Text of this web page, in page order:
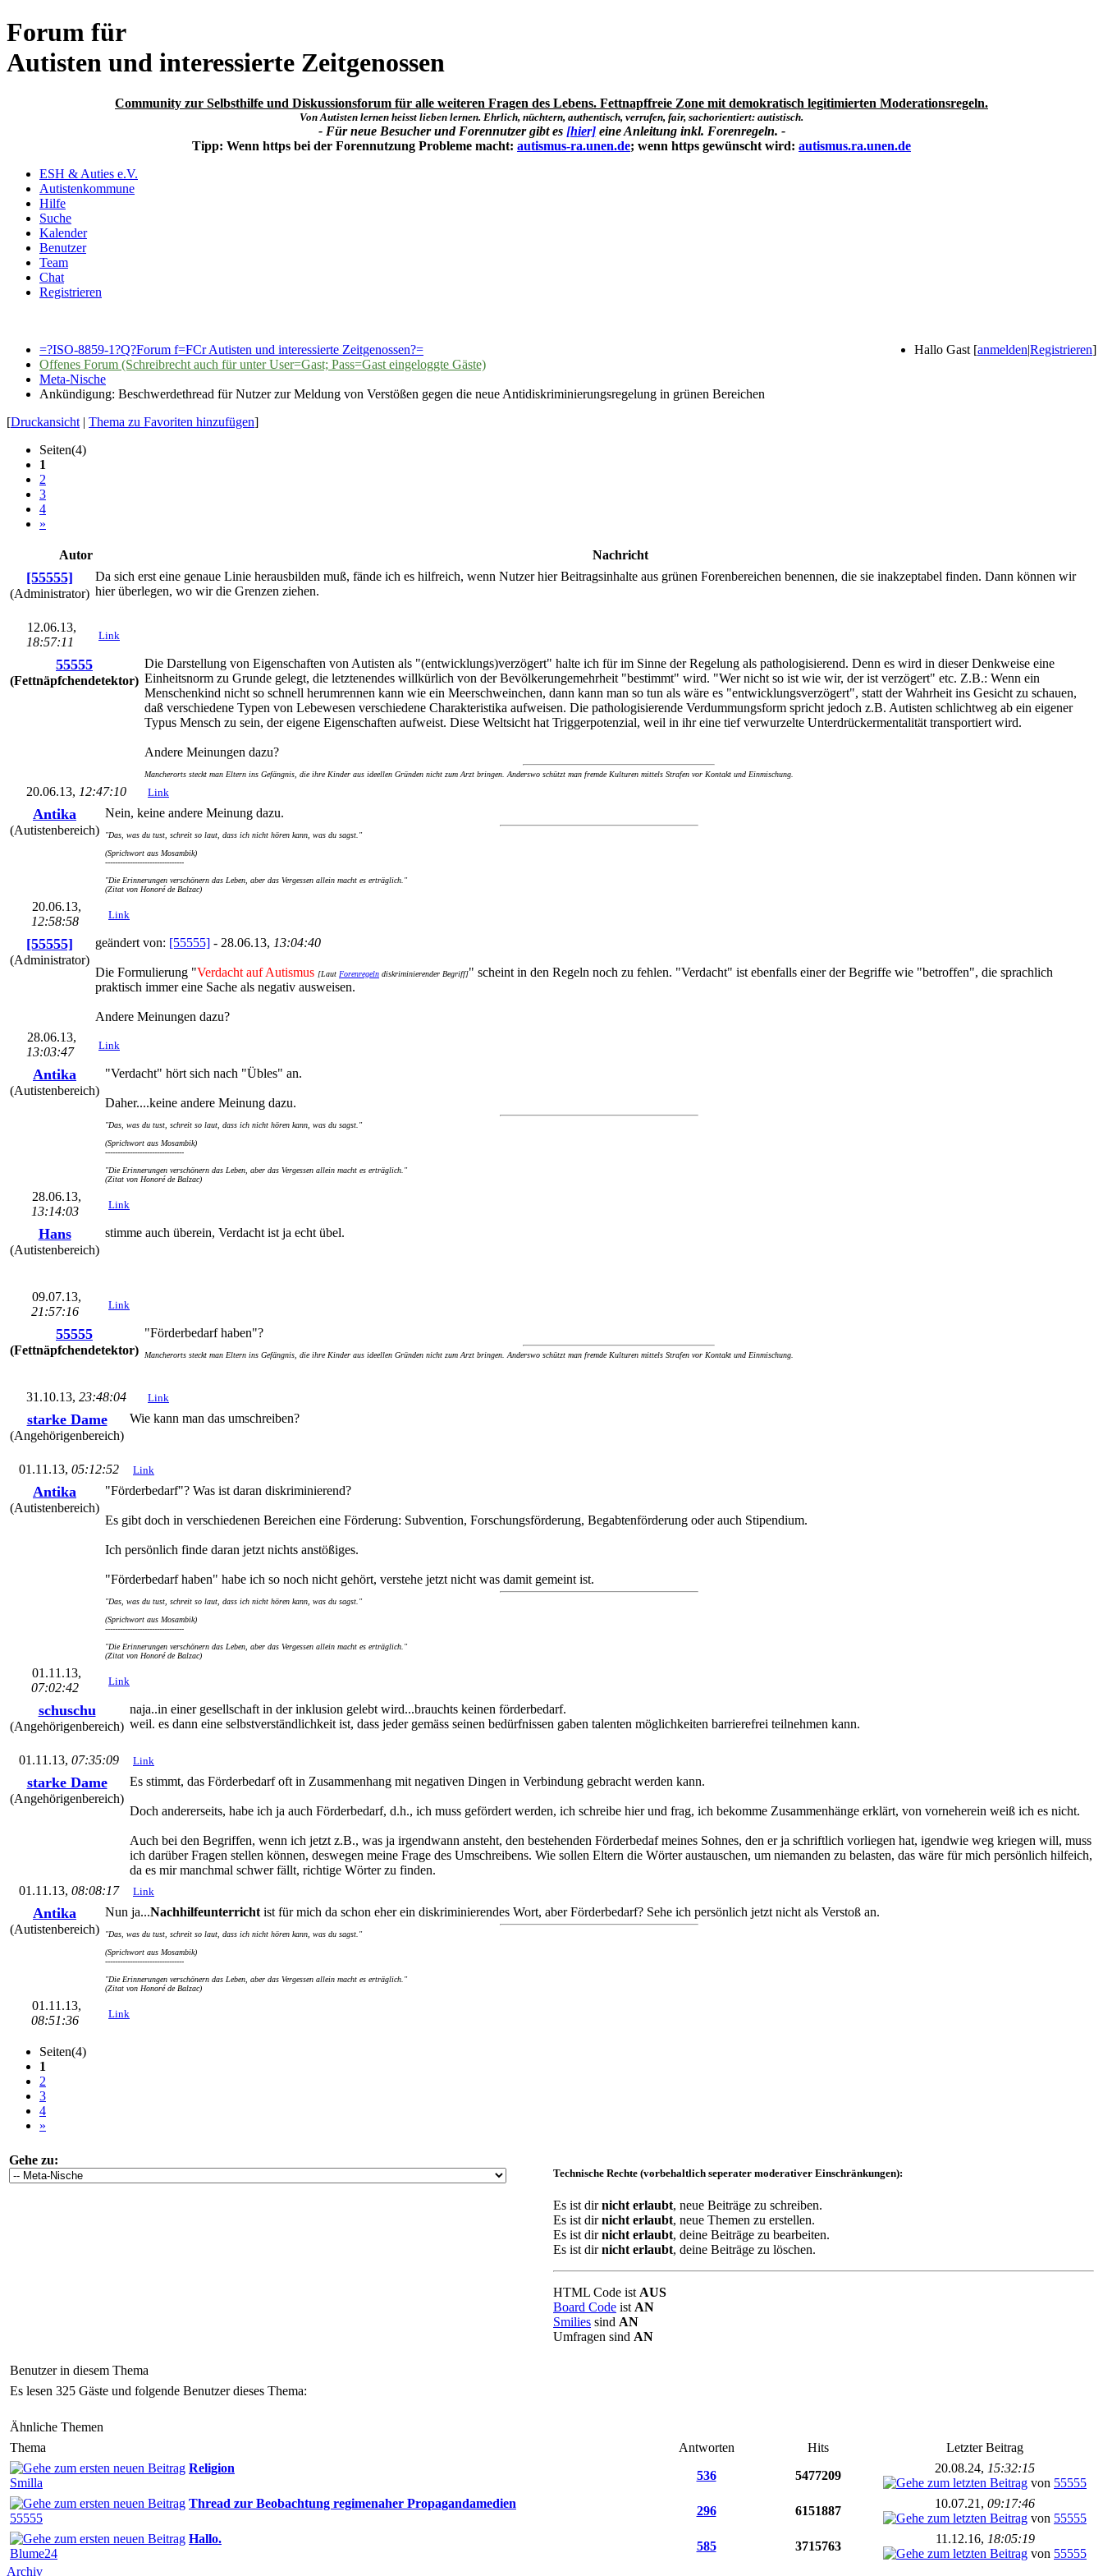
Forum für
Autisten und interessierte Zeitgenossen
Community zur Selbsthilfe und Diskussionsforum für alle weiteren Fragen des Lebens. Fettnapffreie Zone mit demokratisch legitimierten Moderationsregeln.
Von Autisten lernen heisst lieben lernen. Ehrlich, nüchtern, authentisch, verrufen, fair, sachorientiert: autistisch.
- Für neue Besucher und Forennutzer gibt es [hier]eine Anleitung inkl. Forenregeln. -
Tipp: Wenn https bei der Forennutzung Probleme macht: autismus-ra.unen.de; wenn https gewünscht wird: autismus.ra.unen.de
ESH & Auties e.V.
Autistenkommune
Hilfe
Suche
Kalender
Benutzer
Team
Chat
Registrieren
Hallo Gast [anmelden|Registrieren]
=?ISO-8859-1?Q?Forum f=FCr Autisten und interessierte Zeitgenossen?=
Offenes Forum (Schreibrecht auch für unter User=Gast; Pass=Gast eingeloggte Gäste)
Meta-Nische
Ankündigung: Beschwerdethread für Nutzer zur Meldung von Verstößen gegen die neue Antidiskriminierungsregelung in grünen Bereichen
[Druckansicht | Thema zu Favoriten hinzufügen]
Seiten(4)
1
2
3
4
»
Autor Nachricht
[55555]
(Administrator)
Da sich erst eine genaue Linie herausbilden muß, fände ich es hilfreich, wenn Nutzer hier Beitragsinhalte aus grünen Forenbereichen benennen, die sie inakzeptabel finden. Dann können wir
hier überlegen, wo wir die Grenzen ziehen.
12.06.13,
18:57:11
Link
55555
(Fettnäpfchendetektor)
Die Darstellung von Eigenschaften von Autisten als "(entwicklungs)verzögert" halte ich für im Sinne der Regelung als pathologisierend. Denn es wird in dieser Denkweise eine
Einheitsnorm zu Grunde gelegt, die letztenendes willkürlich von der Bevölkerungemehrheit "bestimmt" wird. "Wer nicht so ist wie wir, der ist verzögert" etc. Z.B.: Wenn ein
Menschenkind nicht so schnell herumrennen kann wie ein Meerschweinchen, dann kann man so tun als wäre es "entwicklungsverzögert", statt der Wahrheit ins Gesicht zu schauen,
daß verschiedene Typen von Lebewesen verschiedene Charakteristika aufweisen. Die pathologisierende Verdummungsform spricht jedoch z.B. Autisten schlichtweg ab ein eigener
Typus Mensch zu sein, der eigene Eigenschaften aufweist. Diese Weltsicht hat Triggerpotenzial, weil in ihr eine tief verwurzelte Unterdrückermentalität transportiert wird.
Andere Meinungen dazu?
Mancherorts steckt man Eltern ins Gefängnis, die ihre Kinder aus ideellen Gründen nicht zum Arzt bringen. Anderswo schützt man fremde Kulturen mittels Strafen vor Kontakt und Einmischung.
20.06.13, 12:47:10 Link
Antika
(Autistenbereich)
Nein, keine andere Meinung dazu.
"Das, was du tust, schreit so laut, dass ich nicht hören kann, was du sagst."
(Sprichwort aus Mosambik)
--------------------------------
"Die Erinnerungen verschönern das Leben, aber das Vergessen allein macht es erträglich."
(Zitat von Honoré de Balzac)
20.06.13,
12:58:58
Link
[55555]
(Administrator)
geändert von: [55555] - 28.06.13, 13:04:40
Die Formulierung "Verdacht auf Autismus [Laut Forenregeln diskriminierender Begriff]" scheint in den Regeln noch zu fehlen. "Verdacht" ist ebenfalls einer der Begriffe wie "betroffen", die sprachlich
praktisch immer eine Sache als negativ ausweisen.
Andere Meinungen dazu?
28.06.13,
13:03:47
Link
Antika
(Autistenbereich)
"Verdacht" hört sich nach "Übles" an.
Daher....keine andere Meinung dazu.
"Das, was du tust, schreit so laut, dass ich nicht hören kann, was du sagst."
(Sprichwort aus Mosambik)
--------------------------------
"Die Erinnerungen verschönern das Leben, aber das Vergessen allein macht es erträglich."
(Zitat von Honoré de Balzac)
28.06.13,
13:14:03
Link
Hans
(Autistenbereich)
stimme auch überein, Verdacht ist ja echt übel.
09.07.13,
21:57:16
Link
55555
(Fettnäpfchendetektor)
"Förderbedarf haben"?
Mancherorts steckt man Eltern ins Gefängnis, die ihre Kinder aus ideellen Gründen nicht zum Arzt bringen. Anderswo schützt man fremde Kulturen mittels Strafen vor Kontakt und Einmischung.
31.10.13, 23:48:04 Link
starke Dame
(Angehörigenbereich)
Wie kann man das umschreiben?
01.11.13, 05:12:52 Link
Antika
(Autistenbereich)
"Förderbedarf"? Was ist daran diskriminierend?
Es gibt doch in verschiedenen Bereichen eine Förderung: Subvention, Forschungsförderung, Begabtenförderung oder auch Stipendium.
Ich persönlich finde daran jetzt nichts anstößiges.
"Förderbedarf haben" habe ich so noch nicht gehört, verstehe jetzt nicht was damit gemeint ist.
"Das, was du tust, schreit so laut, dass ich nicht hören kann, was du sagst."
(Sprichwort aus Mosambik)
--------------------------------
"Die Erinnerungen verschönern das Leben, aber das Vergessen allein macht es erträglich."
(Zitat von Honoré de Balzac)
01.11.13,
07:02:42
Link
schuschu
(Angehörigenbereich)
naja..in einer gesellschaft in der inklusion gelebt wird...brauchts keinen förderbedarf.
weil. es dann eine selbstverständlichkeit ist, dass jeder gemäss seinen bedürfnissen gaben talenten möglichkeiten barrierefrei teilnehmen kann.
01.11.13, 07:35:09 Link
starke Dame
(Angehörigenbereich)
Es stimmt, das Förderbedarf oft in Zusammenhang mit negativen Dingen in Verbindung gebracht werden kann.
Doch andererseits, habe ich ja auch Förderbedarf, d.h., ich muss gefördert werden, ich schreibe hier und frag, ich bekomme Zusammenhänge erklärt, von vorneherein weiß ich es nicht.
Auch bei den Begriffen, wenn ich jetzt z.B., was ja irgendwann ansteht, den bestehenden Förderbedaf meines Sohnes, den er ja schriftlich vorliegen hat, igendwie weg kriegen will, muss
ich darüber Fragen stellen können, deswegen meine Frage des Umschreibens. Wie sollen Eltern die Wörter austauschen, um niemanden zu belasten, das wäre für mich persönlich hilfeich,
da es mir manchmal schwer fällt, richtige Wörter zu finden.
01.11.13, 08:08:17 Link
Antika
(Autistenbereich)
Nun ja...Nachhilfeunterricht ist für mich da schon eher ein diskriminierendes Wort, aber Förderbedarf? Sehe ich persönlich jetzt nicht als Verstoß an.
"Das, was du tust, schreit so laut, dass ich nicht hören kann, was du sagst."
(Sprichwort aus Mosambik)
--------------------------------
"Die Erinnerungen verschönern das Leben, aber das Vergessen allein macht es erträglich."
(Zitat von Honoré de Balzac)
01.11.13,
08:51:36
Link
Seiten(4)
1
2
3
4
»
Gehe zu:
Technische Rechte (vorbehaltlich seperater moderativer Einschränkungen):
Es ist dirnicht erlaubt, neue Beiträge zu schreiben.
Es ist dirnicht erlaubt, neue Themen zu erstellen.
Es ist dirnicht erlaubt, deine Beiträge zu bearbeiten.
Es ist dirnicht erlaubt, deine Beiträge zu löschen.
HTML Code ist AUS
Board Code ist AN
Smilies sind AN
Umfragen sind AN
Benutzer in diesem Thema
Es lesen 325 Gäste und folgende Benutzer dieses Thema:
Ähnliche Themen
Thema
Antworten Hits
Letzter Beitrag
Religion
Smilla
536 5477209
20.08.24, 15:32:15
von 55555
Thread zur Beobachtung regimenaher Propagandamedien
55555
296 6151887
10.07.21, 09:17:46
von 55555
Hallo.
Blume24
585 3715763
11.12.16, 18:05:19
von 55555
Archiv